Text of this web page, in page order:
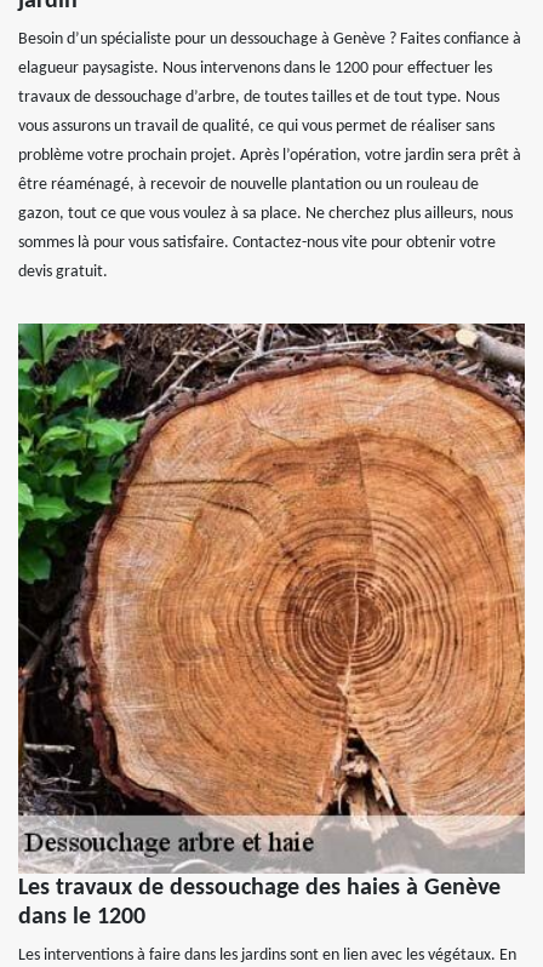
Besoin d’un spécialiste pour un dessouchage à Genève ? Faites confiance à
elagueur paysagiste. Nous intervenons dans le 1200 pour effectuer les
travaux de dessouchage d’arbre, de toutes tailles et de tout type. Nous
vous assurons un travail de qualité, ce qui vous permet de réaliser sans
problème votre prochain projet. Après l’opération, votre jardin sera prêt à
être réaménagé, à recevoir de nouvelle plantation ou un rouleau de
gazon, tout ce que vous voulez à sa place. Ne cherchez plus ailleurs, nous
sommes là pour vous satisfaire. Contactez-nous vite pour obtenir votre
devis gratuit.
Les travaux de dessouchage des haies à Genève
dans le 1200
Les interventions à faire dans les jardins sont en lien avec les végétaux. En